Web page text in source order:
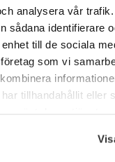
analysera vår
sådana identifierare
till de sociala
som vi
tillhandahållit eller
miljöer. Har du tidigare
Du trivs med
förändras.